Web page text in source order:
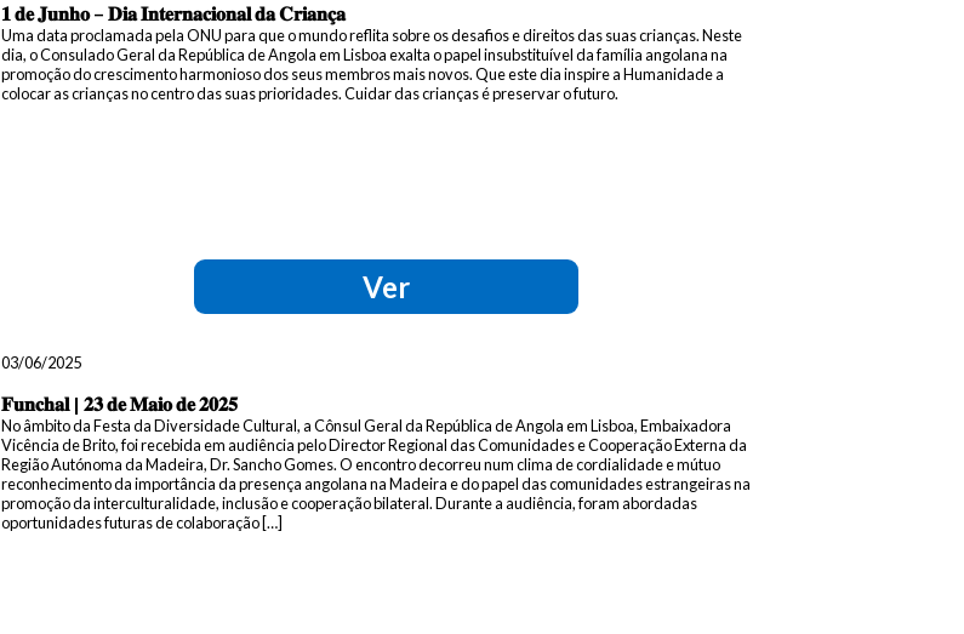
𝟏 𝐝𝐞 𝐉𝐮𝐧𝐡𝐨 – 𝐃𝐢𝐚 𝐈𝐧𝐭𝐞𝐫𝐧𝐚𝐜𝐢𝐨𝐧𝐚𝐥 𝐝𝐚 𝐂𝐫𝐢𝐚𝐧𝐜̧𝐚
Uma data proclamada pela ONU para que o mundo reflita sobre os desafios e direitos das suas crianças. Neste
dia, o Consulado Geral da República de Angola em Lisboa exalta o papel insubstituível da família angolana na
promoção do crescimento harmonioso dos seus membros mais novos. Que este dia inspire a Humanidade a
colocar as crianças no centro das suas prioridades. Cuidar das crianças é preservar o futuro.
Ver
03/06/2025
𝐅𝐮𝐧𝐜𝐡𝐚𝐥 | 𝟐𝟑 𝐝𝐞 𝐌𝐚𝐢𝐨 𝐝𝐞 𝟐𝟎𝟐𝟓
No âmbito da Festa da Diversidade Cultural, a Cônsul Geral da República de Angola em Lisboa, Embaixadora
Vicência de Brito, foi recebida em audiência pelo Director Regional das Comunidades e Cooperação Externa da
Região Autónoma da Madeira, Dr. Sancho Gomes. O encontro decorreu num clima de cordialidade e mútuo
reconhecimento da importância da presença angolana na Madeira e do papel das comunidades estrangeiras na
promoção da interculturalidade, inclusão e cooperação bilateral. Durante a audiência, foram abordadas
oportunidades futuras de colaboração […]